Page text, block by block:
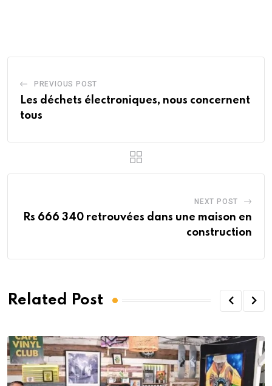
PREVIOUS POST
Les déchets électroniques, nous concernent
tous
NEXT POST
Rs 666 340 retrouvées dans une maison en
construction
Related Post